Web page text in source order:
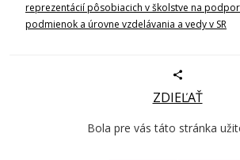
reprezentáciípôsobiacich v školstve na
podmienok a úrovne vzdelávania a vedy v SR
ZDIEĽAŤ
Bola pre vás táto stránka